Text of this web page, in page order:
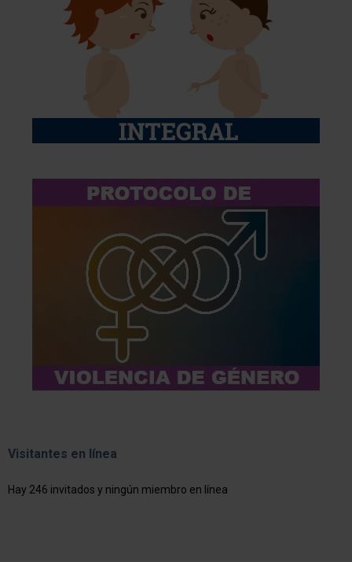
Visitantes en línea
Hay 246 invitados y ningún miembro en línea